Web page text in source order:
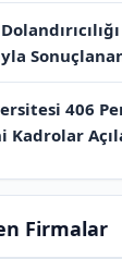
406
Kadrolar
Firmalar